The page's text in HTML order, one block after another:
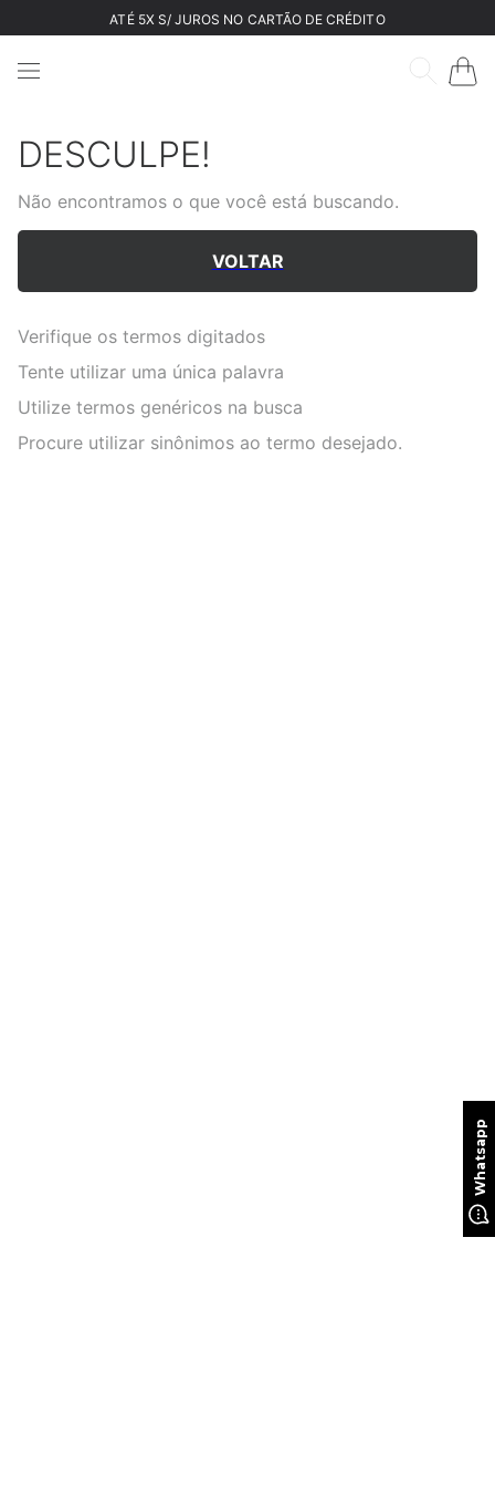
ATÉ 5X S/ JUROS NO CARTÃO DE CRÉDITO
DESCULPE!
Não encontramos o que você está buscando.
VOLTAR
Verifique os termos digitados
Tente utilizar uma única palavra
Utilize termos genéricos na busca
Procure utilizar sinônimos ao termo desejado.